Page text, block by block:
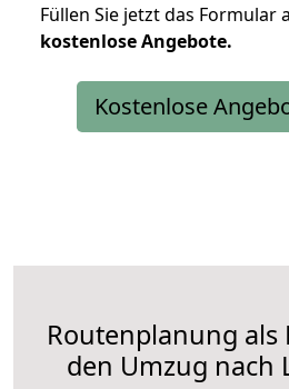
Füllen Sie jetzt das Formular
kostenloseAngebote.
Kostenlose
Routenplanung
den Umzug nach